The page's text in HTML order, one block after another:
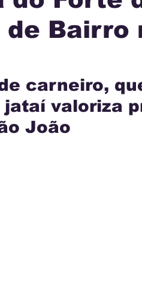
MUNICÍPIOS
Bairro
carneiro,
valoriza
João